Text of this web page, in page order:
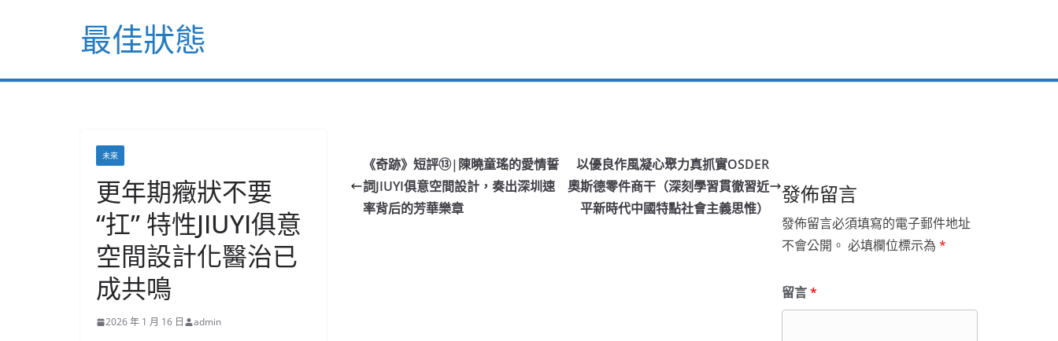
最佳狀態
未來
更年期癥狀不要
“扛” 特性JIUYI俱意
空間設計化醫治已
成共鳴
2026 年 1 月 16 日 admin
《奇跡》短評⑬|陳曉童瑤的愛情誓
詞JIUYI俱意空間設計，奏出深圳速
率背后的芳華樂章
以優良作風凝心聚力真抓實OSDER
奧斯德零件商干（深刻學習貫徹習近
平新時代中國特點社會主義思惟）
發佈留言
發佈留言必須填寫的電子郵件地址
不會公開。 必填欄位標示為 *
留言*